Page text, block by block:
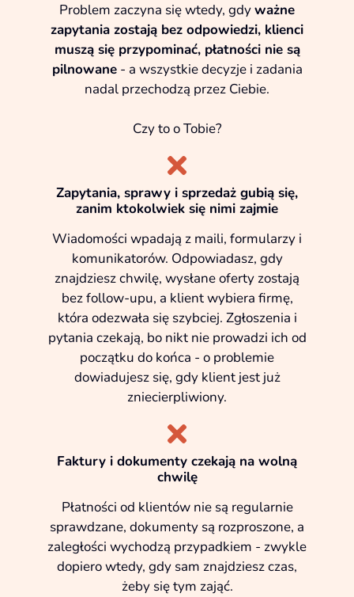
Problem zaczyna się wtedy, gdyważne
zapytania zostają bez odpowiedzi, klienci
muszą się przypominać, płatności nie są
pilnowane- a wszystkie decyzje i zadania
nadal przechodzą przez Ciebie.
Czy to o Tobie?
Zapytania, sprawy i sprzedaż gubią się,
zanim ktokolwiek się nimi zajmie
Wiadomości wpadają z maili, formularzy i
komunikatorów. Odpowiadasz, gdy
znajdziesz chwilę, wysłane oferty zostają
bez follow-upu, a klient wybiera firmę,
która odezwała się szybciej. Zgłoszenia i
pytania czekają, bo nikt nie prowadzi ich od
początku do końca - o problemie
dowiadujesz się, gdy klient jest już
zniecierpliwiony.
Faktury i dokumenty czekają na wolną
chwilę
Płatności od klientów nie są regularnie
sprawdzane, dokumenty są rozproszone, a
zaległości wychodzą przypadkiem - zwykle
dopiero wtedy, gdy sam znajdziesz czas,
żeby się tym zająć.